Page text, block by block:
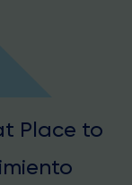
Place to